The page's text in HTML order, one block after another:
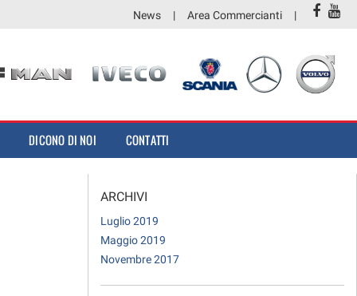
News Area Commercianti
DICONO DI NOI CONTATTI
ARCHIVI
Luglio 2019
Maggio 2019
Novembre 2017